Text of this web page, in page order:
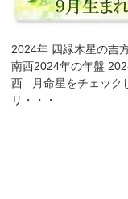
2024年 四緑木星の吉
南西2024年の年盤
西 月命星をチェック
リ・・・